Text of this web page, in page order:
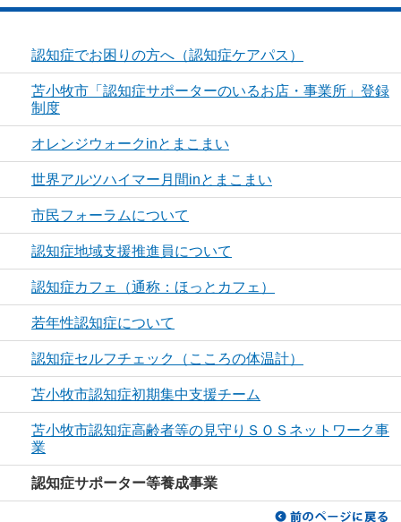
認知症でお困りの方へ（認知症ケアパス）
苫小牧市「認知症サポーターのいるお店・事業所」登録
制度
オレンジウォークinとまこまい
世界アルツハイマー月間inとまこまい
市民フォーラムについて
認知症地域支援推進員について
認知症カフェ（通称：ほっとカフェ）
若年性認知症について
認知症セルフチェック（こころの体温計）
苫小牧市認知症初期集中支援チーム
苫小牧市認知症高齢者等の見守りＳＯＳネットワーク事
業
認知症サポーター等養成事業